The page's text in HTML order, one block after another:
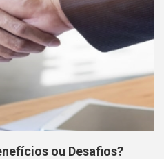
ou Desafios?